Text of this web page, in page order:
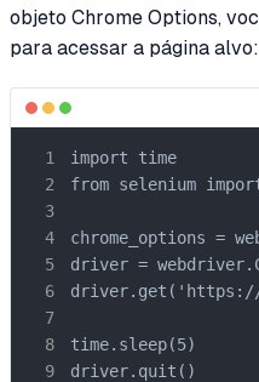
objeto Chrome Options,
para acessar a página alvo:
import time
from selenium
chrome_options =
driver =
driver.get('https://
time.sleep(5)
driver.quit()